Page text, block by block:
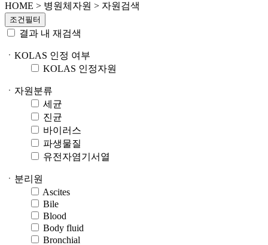
HOME > 병원체자원 > 자원검색
조건필터
결과 내 재검색
ㆍKOLAS 인정 여부
KOLAS 인정자원
ㆍ자원분류
세균
진균
바이러스
파생물질
유전자염기서열
ㆍ분리원
Ascites
Bile
Blood
Body fluid
Bronchial